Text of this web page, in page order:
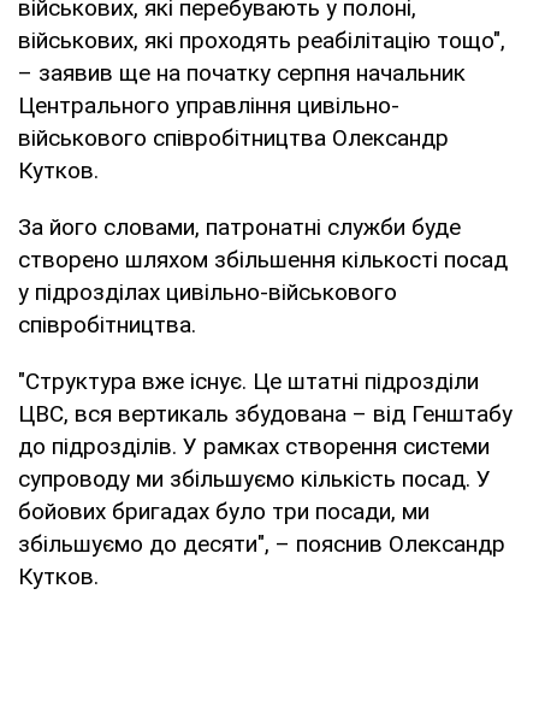
військових, які перебувають у полоні,
військових, які проходять реабілітацію тощо",
– заявив ще на початку серпня начальник
Центрального управління цивільно-
військового співробітництва Олександр
Кутков.
За його словами, патронатні служби буде
створено шляхом збільшення кількості посад
у підрозділах цивільно-військового
співробітництва.
"Структура вже існує. Це штатні підрозділи
ЦВС, вся вертикаль збудована – від Генштабу
до підрозділів. У рамках створення системи
супроводу ми збільшуємо кількість посад. У
бойових бригадах було три посади, ми
збільшуємо до десяти", – пояснив Олександр
Кутков.